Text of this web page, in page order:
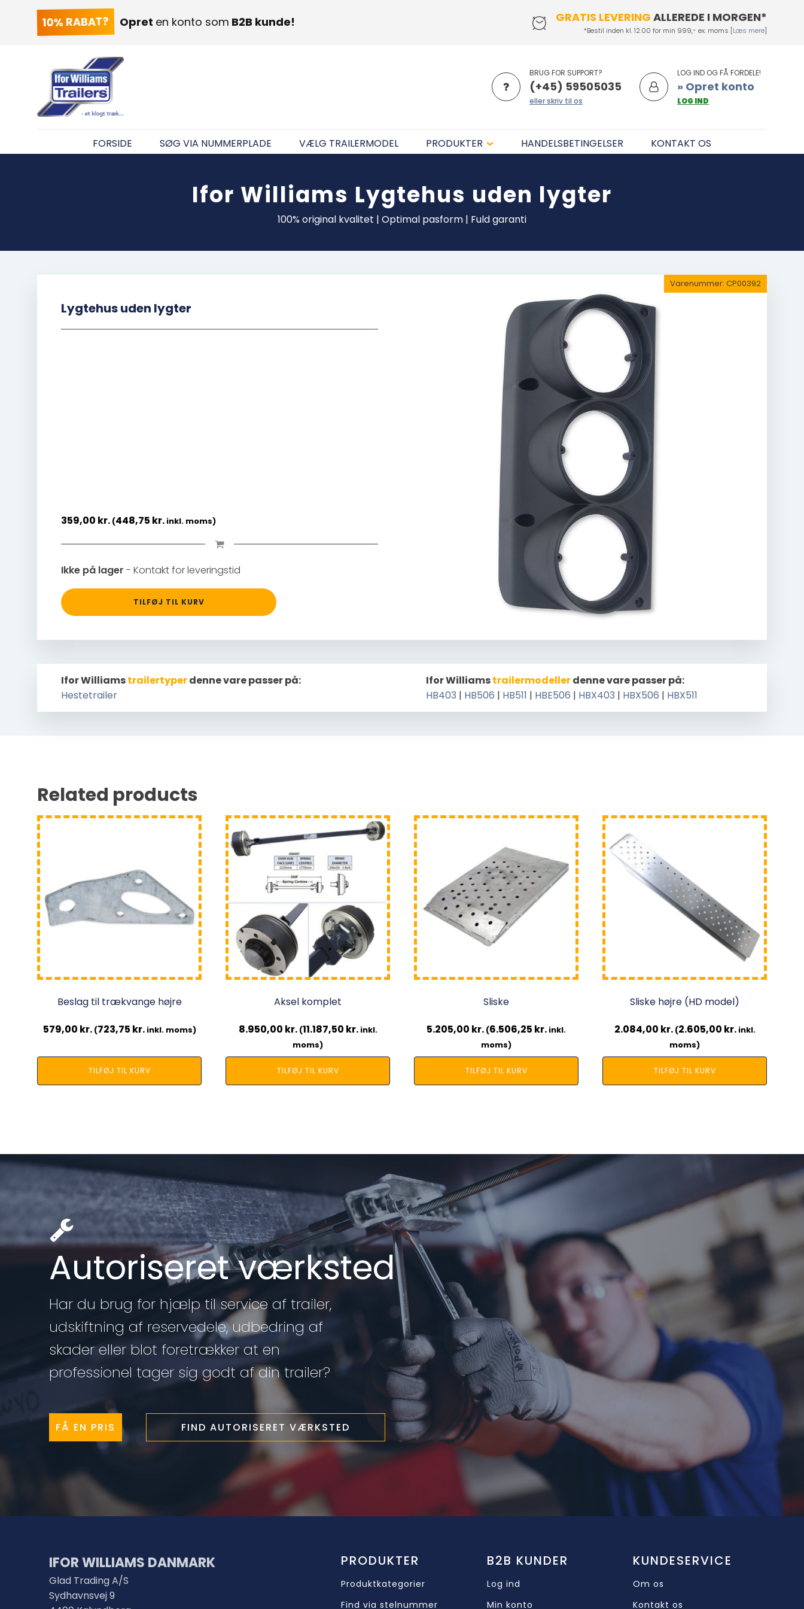
10% RABAT? Opret en konto som B2B kunde! GRATIS LEVERING ALLEREDE I MORGEN*
*Bestil inden kl. 12.00 for min 999,- ex. moms [Læs mere]
BRUG FOR SUPPORT?
(+45) 59505035
eller skriv til os
LOG IND OG FÅ FORDELE!
» Opret konto
LOG IND
FORSIDE SØG VIA NUMMERPLADE VÆLG TRAILERMODEL PRODUKTER HANDELSBETINGELSER KONTAKT OS
Ifor Williams Lygtehus uden lygter
100% original kvalitet | Optimal pasform | Fuld garanti
Lygtehus uden lygter
359,00 kr. (448,75 kr. inkl. moms)
Ikke på lager - Kontakt for leveringstid
TILFØJ TIL KURV
Varenummer: CP00392
Ifor Williamstrailertyperdenne vare passer på:
Hestetrailer
Ifor Williamstrailermodellerdenne vare passer på:
HB403 | HB506 | HB511 | HBE506 | HBX403 | HBX506 | HBX511
Related products
Beslag til trækvange højre
579,00 kr. (723,75 kr.inkl. moms)
TILFØJ TIL KURV
Aksel komplet
8.950,00 kr. (11.187,50 kr.inkl.
moms)
TILFØJ TIL KURV
Sliske
5.205,00 kr. (6.506,25 kr. inkl.
moms)
TILFØJ TIL KURV
Sliske højre (HD model)
2.084,00 kr. (2.605,00 kr.inkl.
moms)
TILFØJ TIL KURV
Autoriseret værksted
Har du brug for hjælp til service af trailer,
udskiftning af reservedele, udbedring af
skader eller blot foretrækker at en
professionel tager sig godt af din trailer?
FÅ EN PRIS FIND AUTORISERET VÆRKSTED
IFOR WILLIAMS DANMARK
Glad Trading A/S
Sydhavnsvej 9
PRODUKTER
Produktkategorier
Find via stelnummer
B2B KUNDER
Log ind
Min konto
KUNDESERVICE
Om os
Kontakt os